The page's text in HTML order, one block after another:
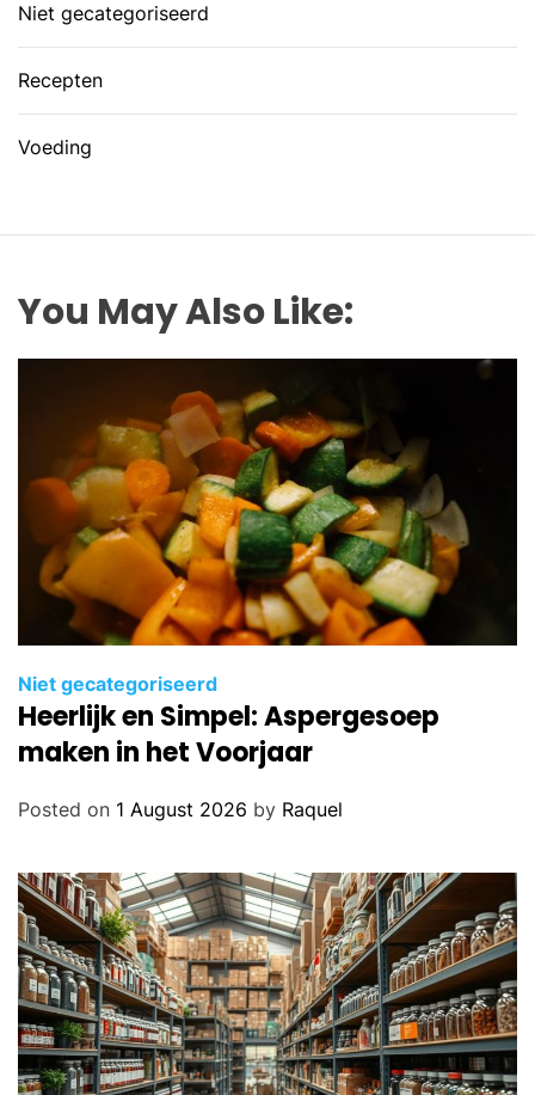
Niet gecategoriseerd
Recepten
Voeding
You May Also Like:
Niet gecategoriseerd
Heerlijk en Simpel: Aspergesoep
maken in het Voorjaar
Posted on 1 August 2026 by Raquel